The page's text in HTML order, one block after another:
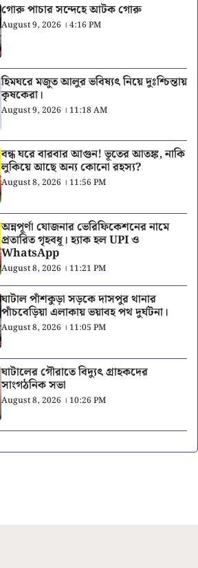
গোরু পাচার সন্দেহে আটক গোরু
August 9, 2026 । 4:16 PM
হিমঘরে মজুত আলুর ভবিষ্যৎ নিয়ে দুঃশ্চিন্তায়
কৃষকেরা।
August 9, 2026 । 11:18 AM
বন্ধ ঘরে বারবার আগুন! ভূতের আতঙ্ক, নাকি
লুকিয়ে আছে অন্য কোনো রহস্য?
August 8, 2026 । 11:56 PM
অন্নপূর্ণা যোজনার ভেরিফিকেশনের নামে
প্রতারিত গৃহবধূ। হ্যাক হল UPI ও
WhatsApp
August 8, 2026 । 11:21 PM
ঘাটাল পাঁশকুড়া সড়কে দাসপুর থানার
পাঁচবেড়িয়া এলাকায় ভয়াবহ পথ দুর্ঘটনা।
August 8, 2026 । 11:05 PM
ঘাটালের গৌরাতে বিদ্যুৎ গ্রাহকদের
সাংগঠনিক সভা
August 8, 2026 । 10:26 PM